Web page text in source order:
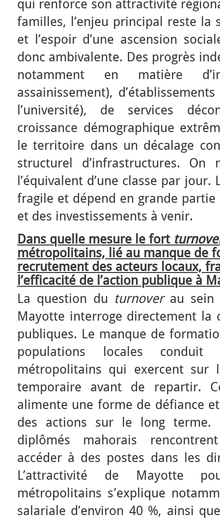
qui renforce son attractivité
familles, l’enjeu principal reste la
et l’espoir d’une ascension
donc ambivalente. Des progrès
notamment en matière
assainissement),
l’université), de services
croissance démographique
le territoire dans un décalage
structurel d’infrastructures.
l’équivalent d’une classe par
fragile et dépend en grande
et des investissements à venir.
Dans quelle mesure le fort
métropolitains, lié au manque de
recrutement des acteurs locaux,
l’efficacité de l’action publique à
La question du turnoverau sein
Mayotte interroge directement la
publiques. Le manque de
populations locales conduit
métropolitains qui exercent sur
temporaire avant de repartir.
alimente une forme de défiance
des actions sur le long terme.
diplômés mahorais
accéder à des postes dans les
L’attractivité de Mayotte
métropolitains s’explique
salariale d’environ 40 %, ainsi